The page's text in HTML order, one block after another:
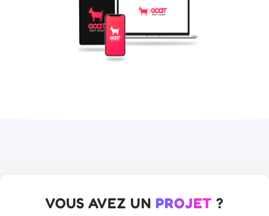
VOUS AVEZ UN PROJET ?